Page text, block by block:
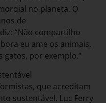
no planeta. O
de
“Não compartilho
eu ame os animais.
gatos, por exemplo.”
que acreditam
sustentável. Luc Ferry